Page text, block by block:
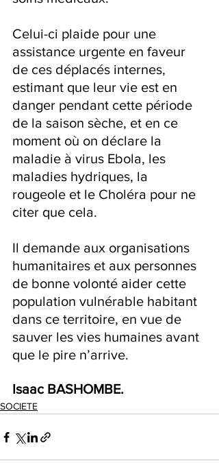
Celui-ci plaide pour une
assistance urgente en faveur
de ces déplacés internes,
estimant que leur vie est en
danger pendant cette période
de la saison sèche, et en ce
moment où on déclare la
maladie à virus Ebola, les
maladies hydriques, la
rougeole et le Choléra pour ne
citer que cela.
Il demande aux organisations
humanitaires et aux personnes
de bonne volonté aider cette
population vulnérable habitant
dans ce territoire, en vue de
sauver les vies humaines avant
que le pire n’arrive.
Isaac BASHOMBE.
SOCIETE